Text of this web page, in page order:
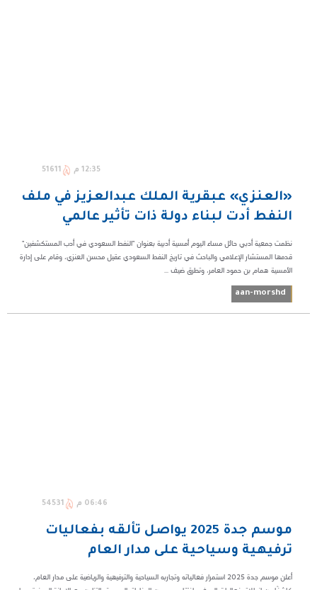
12:35 م 51611
«العنزي» عبقرية الملك عبدالعزيز في ملف
النفط أدت لبناء دولة ذات تأثير عالمي
نظمت جمعية أدبي حائل مساء اليوم أمسية أدبية بعنوان "النفط السعودي في أدب المستكشفين"
قدمها المستشار الإعلامي والباحث في تاريخ النفط السعودي عقيل محسن العنزي، وقام على إدارة
الأمسية همام بن حمود العامر، وتطرق ضيف ...
aan-morshd
06:46 م 54531
موسم جدة 2025 يواصل تألقه بفعاليات
ترفيهية وسياحية على مدار العام
أعلن موسم جدة 2025 استمرار فعالياته وتجاربه السياحية والترفيهية والرياضية على مدار العام،